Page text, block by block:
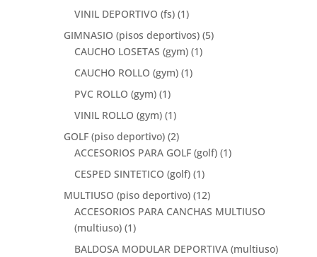
VINIL DEPORTIVO (fs) (1)
GIMNASIO (pisos deportivos) (5)
CAUCHO LOSETAS (gym) (1)
CAUCHO ROLLO (gym) (1)
PVC ROLLO (gym) (1)
VINIL ROLLO (gym) (1)
GOLF (piso deportivo) (2)
ACCESORIOS PARA GOLF (golf) (1)
CESPED SINTETICO (golf) (1)
MULTIUSO (piso deportivo) (12)
ACCESORIOS PARA CANCHAS MULTIUSO
(multiuso) (1)
BALDOSA MODULAR DEPORTIVA (multiuso)